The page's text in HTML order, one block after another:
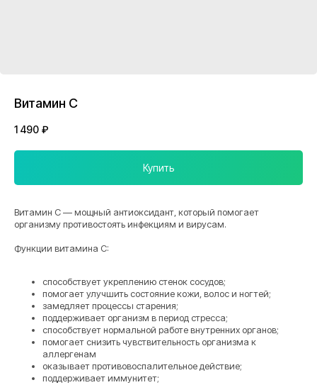
Витамин С
1 490 ₽
Купить
Витамин C — мощный антиоксидант, который помогает
организму противостоять инфекциям и вирусам.
Функции витамина C:
способствует укреплению стенок сосудов;
помогает улучшить состояние кожи, волос и ногтей;
замедляет процессы старения;
поддерживает организм в период стресса;
способствует нормальной работе внутренних органов;
помогает снизить чувствительность организма к
аллергенам
оказывает противовоспалительное действие;
поддерживает иммунитет;